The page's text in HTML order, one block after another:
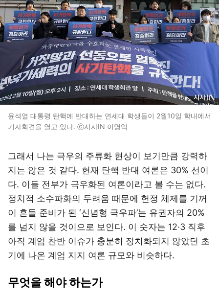
윤석열 대통령 탄핵에 반대하는 연세대 학생들이 2월10일 학내에서
기자회견을 열고 있다. ⓒ시사IN 이명익
그래서 나는 극우의 주류화 현상이 보기만큼 강력하
지는 않은 것 같다. 현재 탄핵 반대 여론은 30% 선이
다. 이들 전부가 극우화된 여론이라고 볼 수는 없다.
정치적 소수파화의 두려움 때문에 헌정 체제를 기꺼
이 흔들 준비가 된 ‘신념형 극우파’는 유권자의 20%
를 넘지 않을 것이으로 보인다. 이 숫자는 12·3 직후
아직 계엄 찬반 이슈가 충분히 정치화되지 않았던 초
기에 나온 계엄 지지 여론 규모와 비슷하다.
무엇을 해야 하는가